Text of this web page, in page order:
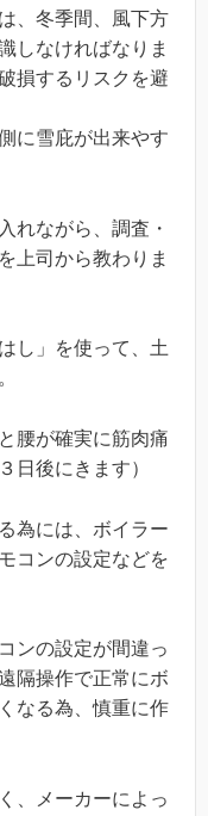
、冬季間、風下方
しなければなりま
損するリスクを避
に雪庇が出来やす
れながら、調査・
上司から教わりま
し」を使って、土
腰が確実に筋肉痛
日後にきます）
為には、ボイラー
コンの設定などを
ンの設定が間違っ
隔操作で正常にボ
なる為、慎重に作
、メーカーによっ